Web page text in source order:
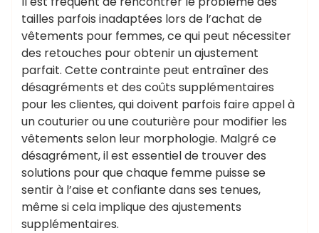
tailles parfois inadaptées lors de l’achat de
vêtements pour femmes, ce qui peut nécessiter
des retouches pour obtenir un ajustement
parfait. Cette contrainte peut entraîner des
désagréments et des coûts supplémentaires
pour les clientes, qui doivent parfois faire appel à
un couturier ou une couturière pour modifier les
vêtements selon leur morphologie. Malgré ce
désagrément, il est essentiel de trouver des
solutions pour que chaque femme puisse se
sentir à l’aise et confiante dans ses tenues,
même si cela implique des ajustements
supplémentaires.